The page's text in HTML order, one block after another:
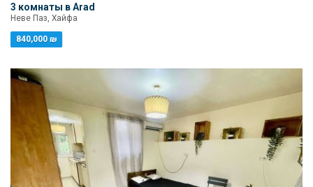
3 комнаты в Arad
Неве Паз, Хайфа
840,000 ₪